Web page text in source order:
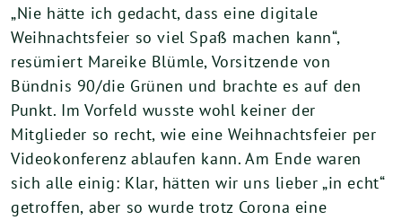
„Nie hätte ich gedacht, dass eine digitale
Weihnachtsfeier so viel Spaß machen kann“,
resümiert Mareike Blümle, Vorsitzende von
Bündnis 90/die Grünen und brachte es auf den
Punkt. Im Vorfeld wusste wohl keiner der
Mitglieder so recht, wie eine Weihnachtsfeier per
Videokonferenz ablaufen kann. Am Ende waren
sich alle einig: Klar, hätten wir uns lieber „in echt“
getroffen, aber so wurde trotz Corona eine